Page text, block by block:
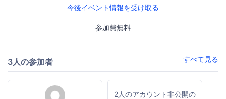
今後イベント情報を受け取る
参加費無料
3人の参加者 すべて見る
2人のアカウント非公開の